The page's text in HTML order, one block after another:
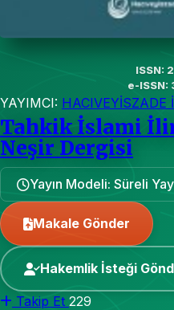
ISSN:
e-ISSN:
YAYIMCI: HACIVEYİSZADE
Tahkik İslami
Neşir Dergisi
Yayın Modeli: Süreli
Makale Gönder
Hakemlik İsteği
Takip Et 229